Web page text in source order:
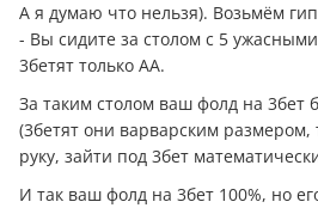
А я думаю что нельзя). Возьмём
- Вы сидите за столом с 5
3бетят только АА.
За таким столом ваш фолд на 3бет
(3бетят они варварским размером,
руку, зайти под 3бет
И так ваш фолд на 3бет 100%, но